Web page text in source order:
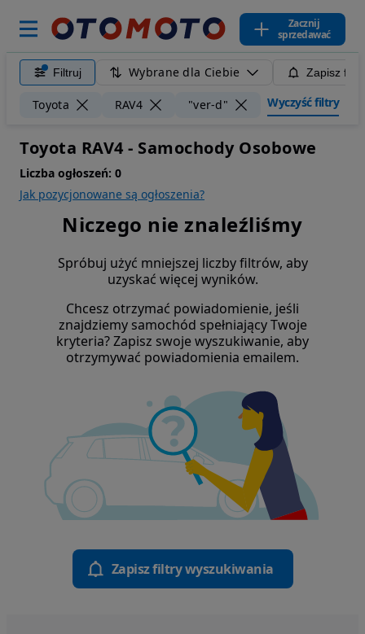
Zacznij
sprzedawać
Filtruj Wybrane dla Ciebie Zapisz
Toyota RAV4 "ver-d" Wyczyść filtry
Toyota RAV4 - Samochody Osobowe
Liczba ogłoszeń: 0
Jak pozycjonowane są ogłoszenia?
Niczego nie znaleźliśmy
Spróbuj użyć mniejszej liczby filtrów, aby
uzyskać więcej wyników.
Chcesz otrzymać powiadomienie, jeśli
znajdziemy samochód spełniający Twoje
kryteria? Zapisz swoje wyszukiwanie, aby
otrzymywać powiadomienia emailem.
Zapisz filtry wyszukiwania